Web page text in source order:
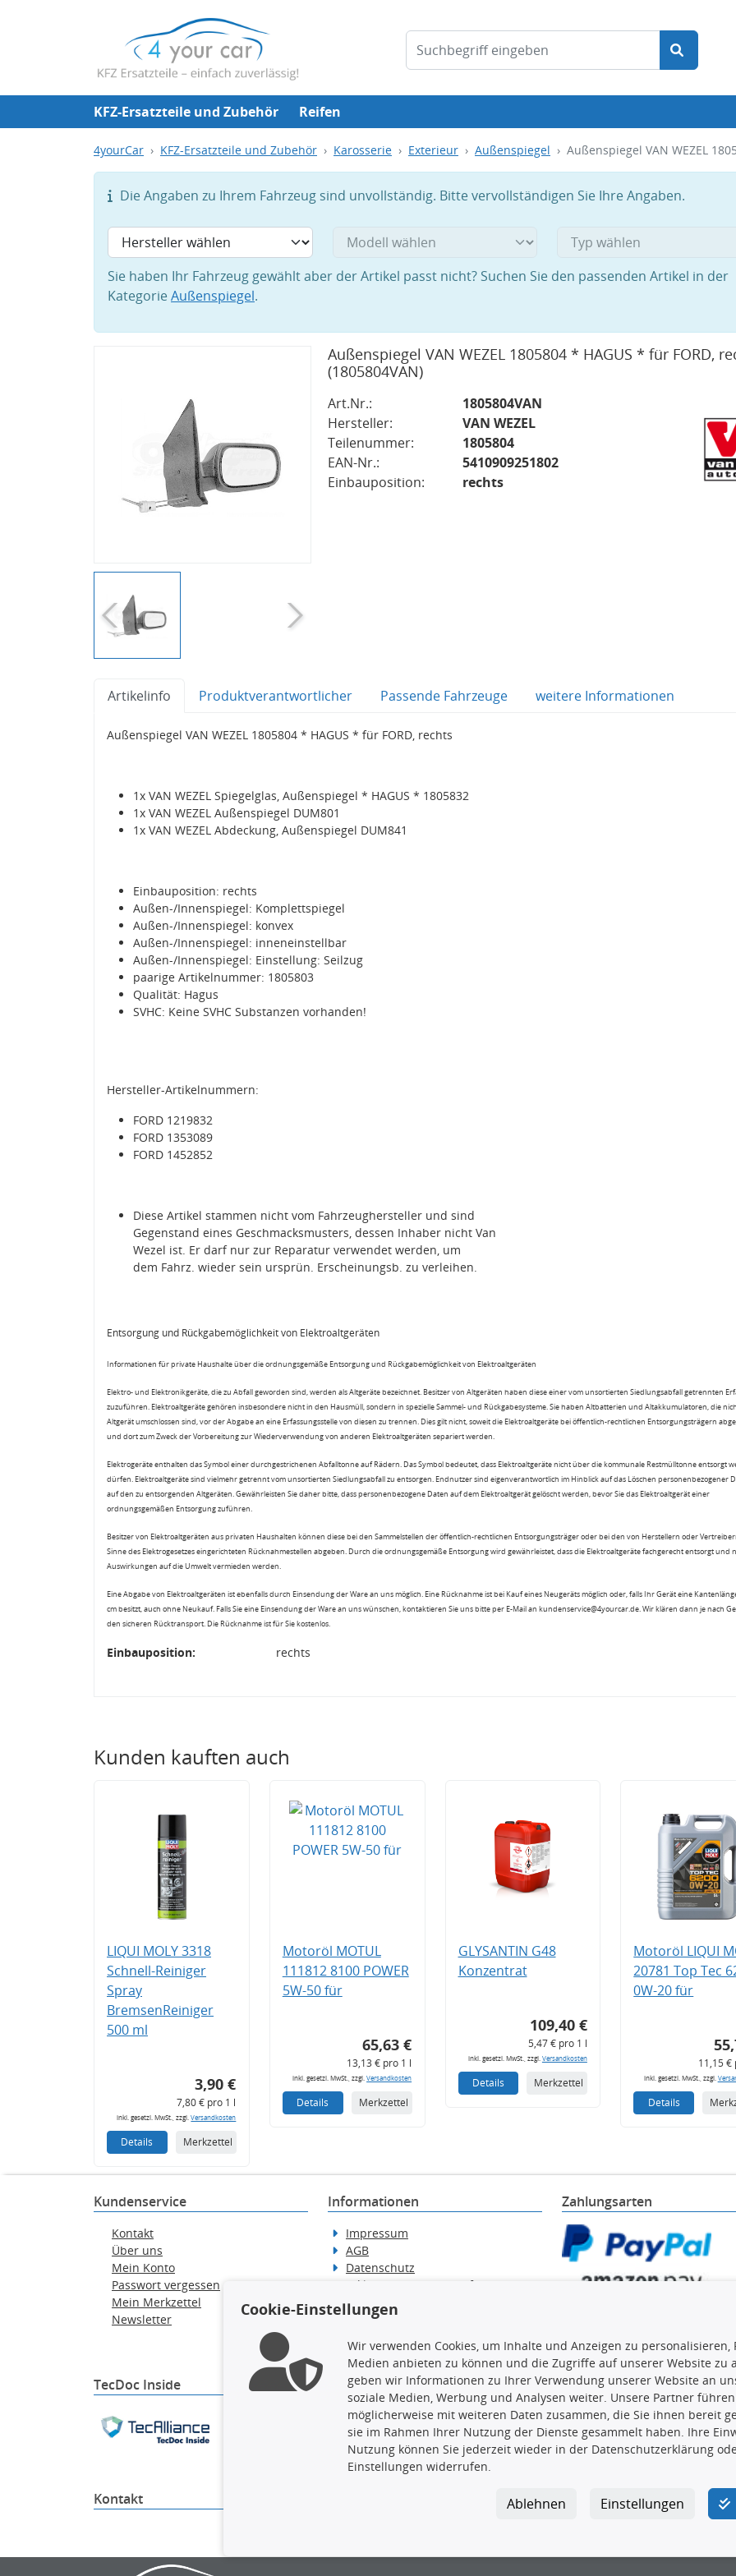
KFZ-Ersatzteile und Zubehör Reifen
4yourCar KFZ-Ersatzteile und Zubehör Karosserie Exterieur Außenspiegel Außenspiegel VAN WEZEL
Die Angaben zu Ihrem Fahrzeug sind unvollständig. Bitte vervollständigen Sie Ihre Angaben.
Sie haben Ihr Fahrzeug gewählt aber der Artikel passt nicht? Suchen Sie den passenden Artikel in der
KategorieAußenspiegel.
Außenspiegel VAN WEZEL 1805804 * HAGUS * für FORD,
(1805804VAN)
Art.Nr.:
1805804VAN
Hersteller:
VAN WEZEL
Teilenummer:
1805804
EAN-Nr.:
5410909251802
Einbauposition:
rechts
Artikelinfo Produktverantwortlicher Passende Fahrzeuge weitere Informationen
Außenspiegel VAN WEZEL 1805804 * HAGUS * für FORD, rechts
1x VAN WEZEL Spiegelglas, Außenspiegel * HAGUS * 1805832
1x VAN WEZEL Außenspiegel DUM801
1x VAN WEZEL Abdeckung, Außenspiegel DUM841
Einbauposition: rechts
Außen-/Innenspiegel: Komplettspiegel
Außen-/Innenspiegel: konvex
Außen-/Innenspiegel: inneneinstellbar
Außen-/Innenspiegel: Einstellung: Seilzug
paarige Artikelnummer: 1805803
Qualität: Hagus
SVHC: Keine SVHC Substanzen vorhanden!
Hersteller-Artikelnummern:
FORD 1219832
FORD 1353089
FORD 1452852
Diese Artikel stammen nicht vom Fahrzeughersteller und sind
Gegenstand eines Geschmacksmusters, dessen Inhaber nicht Van
Wezel ist. Er darf nur zur Reparatur verwendet werden, um
dem Fahrz. wieder sein ursprün. Erscheinungsb. zu verleihen.
Entsorgung und Rückgabemöglichkeit von Elektroaltgeräten
Informationen für private Haushalte über die ordnungsgemäße Entsorgung und Rückgabemöglichkeit von Elektroaltgeräten
Elektro- und Elektronikgeräte, die zu Abfall geworden sind, werden als Altgeräte bezeichnet. Besitzer von Altgeräten haben diese einer vom unsortierten Siedlungsabfall getrennten
zuzuführen. Elektroaltgeräte gehören insbesondere nicht in den Hausmüll, sondern in spezielle Sammel- und Rückgabesysteme. Sie haben Altbatterien und Altakkumulatoren, die
Altgerät umschlossen sind, vor der Abgabe an eine Erfassungsstelle von diesen zu trennen. Dies gilt nicht, soweit die Elektroaltgeräte bei öffentlich-rechtlichen Entsorgungsträgern
und dort zum Zweck der Vorbereitung zur Wiederverwendung von anderen Elektroaltgeräten separiert werden.
Elektrogeräte enthalten das Symbol einer durchgestrichenen Abfalltonne auf Rädern. Das Symbol bedeutet, dass Elektroaltgeräte nicht über die kommunale Restmülltonne entsorgt
dürfen. Elektroaltgeräte sind vielmehr getrennt vom unsortierten Siedlungsabfall zu entsorgen. Endnutzer sind eigenverantwortlich im Hinblick auf das Löschen personenbezogener
auf den zu entsorgenden Altgeräten. Gewährleisten Sie daher bitte, dass personenbezogene Daten auf dem Elektroaltgerät gelöscht werden, bevor Sie das Elektroaltgerät einer
ordnungsgemäßen Entsorgung zuführen.
Besitzer von Elektroaltgeräten aus privaten Haushalten können diese bei den Sammelstellen der öffentlich-rechtlichen Entsorgungsträger oder bei den von Herstellern oder
Sinne des Elektrogesetzes eingerichteten Rücknahmestellen abgeben. Durch die ordnungsgemäße Entsorgung wird gewährleistet, dass die Elektroaltgeräte fachgerecht entsorgt und
Auswirkungen auf die Umwelt vermieden werden.
Eine Abgabe von Elektroaltgeräten ist ebenfalls durch Einsendung der Ware an uns möglich. Eine Rücknahme ist bei Kauf eines Neugeräts möglich oder, falls Ihr Gerät eine
cm besitzt, auch ohne Neukauf. Falls Sie eine Einsendung der Ware an uns wünschen, kontaktieren Sie uns bitte per E-Mail an kundenservice@4yourcar.de. Wir klären dann je nach
den sicheren Rücktransport. Die Rücknahme ist für Sie kostenlos.
Einbauposition: rechts
Kunden kauften auch
LIQUI MOLY 3318
Schnell-Reiniger
Spray
BremsenReiniger
500 ml
3,90 €
7,80 € pro 1 l
inkl. gesetzl. MwSt., zzgl.Versandkosten
Details Merkzettel
Motoröl MOTUL
111812 8100 POWER
5W-50 für
65,63 €
13,13 € pro 1 l
inkl. gesetzl. MwSt., zzgl.Versandkosten
Details Merkzettel
GLYSANTIN G48
Konzentrat
109,40 €
5,47 € pro 1 l
inkl. gesetzl. MwSt., zzgl. Versandkosten
Details Merkzettel
Motoröl LIQUI
20781 Top Tec
0W-20 für
11,15 €
inkl. gesetzl. MwSt., zzgl.
Details
Kundenservice
Kontakt
Über uns
Mein Konto
Passwort vergessen
Mein Merkzettel
Newsletter
Informationen
Impressum
AGB
Datenschutz
Erklärung zur Barrierefreiheit
Hilfe / Alt-Öl / Batterien
Widerrufsbelehrung
Zahlungsarten
TecDoc Inside
Die hier angezeigten Daten, insbesondere die gesamte Datenbank, dürfen nicht kopiert
gesamte Datenbank ohne vorherige Zustimmung TecDocs zu vervielfältigen, zu
ausführen zu lassen. Ein Zuwiderhandeln stellt eine Urheberrechtsverletzung dar und
Kontakt
Cookie-Einstellungen
Wir verwenden Cookies, um Inhalte und Anzeigen zu
Medien anbieten zu können und die Zugriffe auf unserer Website zu
geben wir Informationen zu Ihrer Verwendung unserer Website an
soziale Medien, Werbung und Analysen weiter. Unsere Partner
möglicherweise mit weiteren Daten zusammen, die Sie ihnen bereit
sie im Rahmen Ihrer Nutzung der Dienste gesammelt haben. Ihre
Nutzung können Sie jederzeit wieder in der Datenschutzerklärung
Einstellungen widerrufen.
Einstellungen
Ablehnen